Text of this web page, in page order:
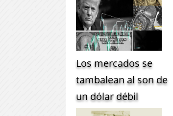
Los mercados se
tambalean al son de
un dólar débil